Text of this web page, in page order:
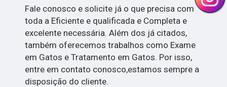
Fale conosco e solicite já o que precisa com
toda a Eficiente e qualificada e Completa e
excelente necessária. Além dos já citados,
também oferecemos trabalhos como Exame
em Gatos e Tratamento em Gatos. Por isso,
entre em contato conosco,estamos sempre a
disposição do cliente.